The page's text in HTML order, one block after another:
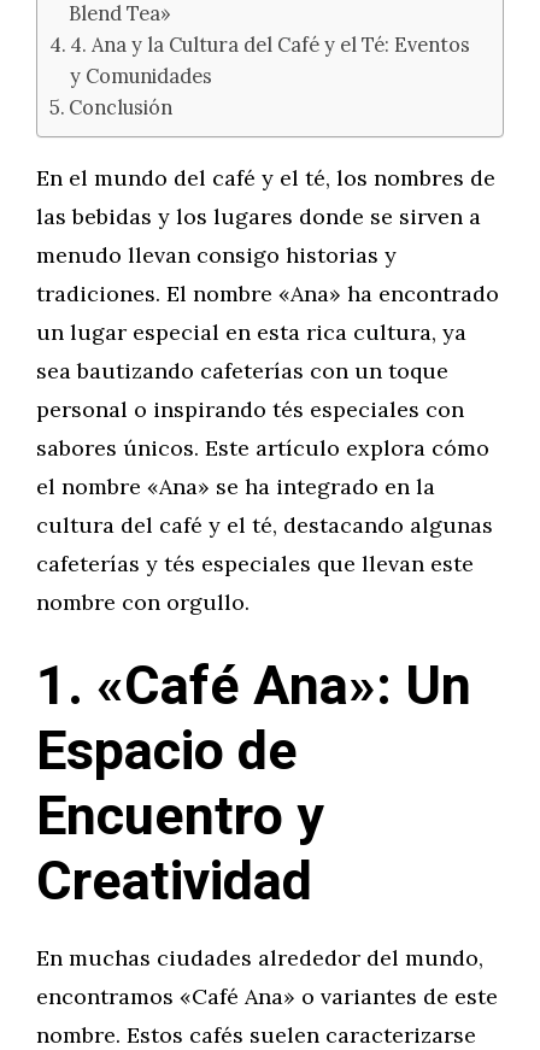
Blend Tea»
4. Ana y la Cultura del Café y el Té: Eventos
y Comunidades
Conclusión
En el mundo del café y el té, los nombres de
las bebidas y los lugares donde se sirven a
menudo llevan consigo historias y
tradiciones. El nombre «Ana» ha encontrado
un lugar especial en esta rica cultura, ya
sea bautizando cafeterías con un toque
personal o inspirando tés especiales con
sabores únicos. Este artículo explora cómo
el nombre «Ana» se ha integrado en la
cultura del café y el té, destacando algunas
cafeterías y tés especiales que llevan este
nombre con orgullo.
1. «Café Ana»: Un
Espacio de
Encuentro y
Creatividad
En muchas ciudades alrededor del mundo,
encontramos «Café Ana» o variantes de este
nombre. Estos cafés suelen caracterizarse